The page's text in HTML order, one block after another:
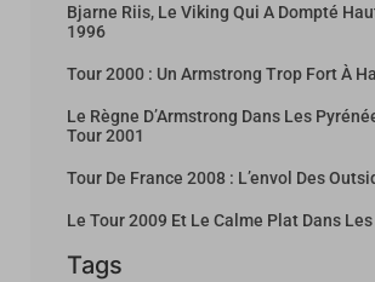
Bjarne Riis, Le Viking Qui A Dompté
1996
Tour 2000 : Un Armstrong Trop Fort À
Le Règne D’Armstrong Dans Les
Tour 2001
Tour De France 2008 : L’envol Des
Le Tour 2009 Et Le Calme Plat Dans
Tags